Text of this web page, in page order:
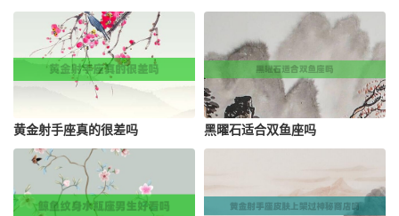
黄金射手座真的很差吗 黑曜石适合双鱼座吗